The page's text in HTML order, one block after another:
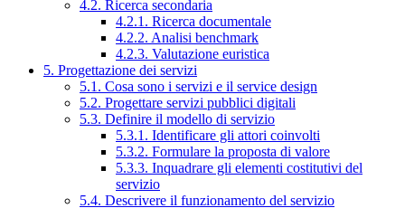
4.2. Ricerca secondaria
4.2.1. Ricerca documentale
4.2.2. Analisi benchmark
4.2.3. Valutazione euristica
5. Progettazione dei servizi
5.1. Cosa sono i servizi e il service design
5.2. Progettare servizi pubblici digitali
5.3. Definire il modello di servizio
5.3.1. Identificare gli attori coinvolti
5.3.2. Formulare la proposta di valore
5.3.3. Inquadrare gli elementi costitutivi del
servizio
5.4. Descrivere il funzionamento del servizio